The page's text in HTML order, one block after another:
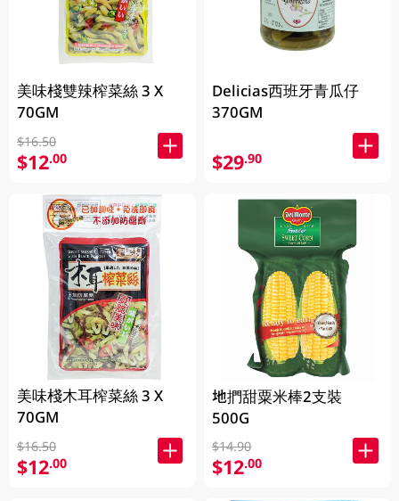
美味棧雙辣榨菜絲 3 X
70GM
$16.50
$12.00
美味棧木耳榨菜絲 3 X
70GM
$16.50
$12.00
Delicias西班牙青瓜仔
370GM
$29.90
地捫甜粟米棒2支裝
500G
$14.90
$12.00